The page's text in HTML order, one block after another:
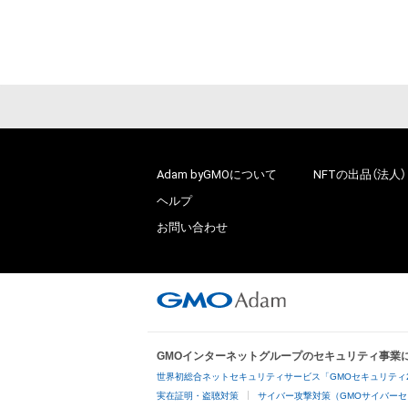
Adam byGMOについて
ヘルプ
お問い合わせ
NFTの出品（法人）
GMOインターネットグループのセキュリティ事業
世界初総合ネットセキュリティサービス「GMOセキュリテ
実在証明・盗聴対策
サイバー攻撃対策（GMOサイバー